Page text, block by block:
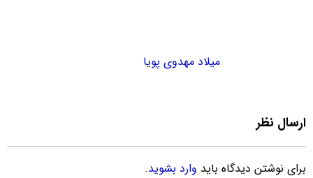
میلاد مهدوی پویا
ارسال نظر
برای نوشتن دیدگاه باید وارد بشوید.